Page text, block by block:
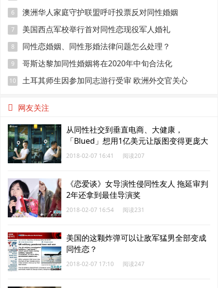
员
6 澳洲华人家庭守护联盟呼吁投票反对同性婚姻
7 美国西点军校举行首对同性恋现役军人婚礼
8 同性恋婚姻、同性形婚法律问题怎么处理？
9 哥斯达黎加同性婚姻将在2020年中旬合法化
10 土耳其师生因参加同志游行受审 欧洲外交官关心
网友关注
从同性社交到垂直电商、大健康，
「Blued」想用1亿美元让版图变得更庞大
2018-02-07 16:41 阅读207
《恋爱谈》女导演性侵同性友人 拖延审判
2年还拿到最佳导演奖
2018-02-07 16:54 阅读231
美国的这颗炸弹可以让敌军猛男全部变成
同性恋？
2018-02-07 17:10 阅读247